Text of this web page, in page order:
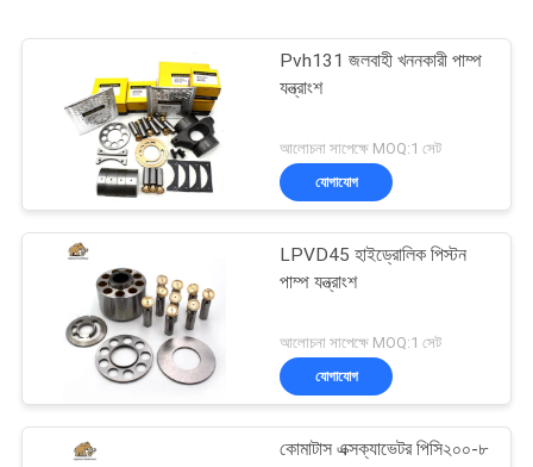
Pvh131 জলবাহী খননকারী পাম্প
যন্ত্রাংশ
আলোচনা সাপেক্ষে MOQ:1 সেট
যোগাযোগ
LPVD45 হাইড্রোলিক পিস্টন
পাম্প যন্ত্রাংশ
আলোচনা সাপেক্ষে MOQ:1 সেট
যোগাযোগ
কোমাটাস এক্সক্যাভেটর পিসি২০০-৮